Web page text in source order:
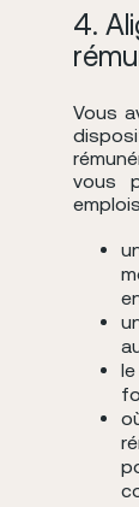
4.
Vous
vous